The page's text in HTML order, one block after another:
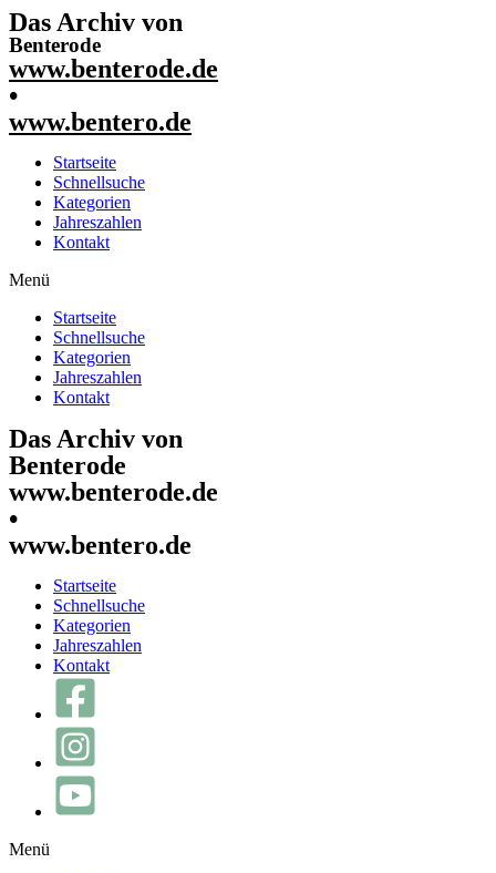
Das Archiv von
Benterode
www.benterode.de
•
www.bentero.de
Startseite
Schnellsuche
Kategorien
Jahreszahlen
Kontakt
Menü
Startseite
Schnellsuche
Kategorien
Jahreszahlen
Kontakt
Das Archiv von
Benterode
www.benterode.de
•
www.bentero.de
Startseite
Schnellsuche
Kategorien
Jahreszahlen
Kontakt
Menü